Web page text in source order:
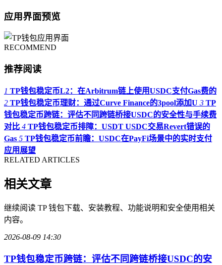
应用界面预览
RECOMMEND
推荐阅读
1 TP钱包稳定币L2：在Arbitrum链上使用USDC支付Gas费的
2 TP钱包稳定币理财：通过Curve Finance的3pool添加U 3 TP
钱包稳定币跨链：评估不同跨链桥接USDC的安全性与手续费
对比 4 TP钱包稳定币排障：USDT USDC交易Revert错误的
Gas 5 TP钱包稳定币前瞻：USDC在PayFi场景中的实时支付
应用展望
RELATED ARTICLES
相关文章
继续阅读 TP 钱包下载、安装教程、功能说明和安全使用相关
内容。
2026-08-09 14:30
TP钱包稳定币跨链：评估不同跨链桥接USDC的安